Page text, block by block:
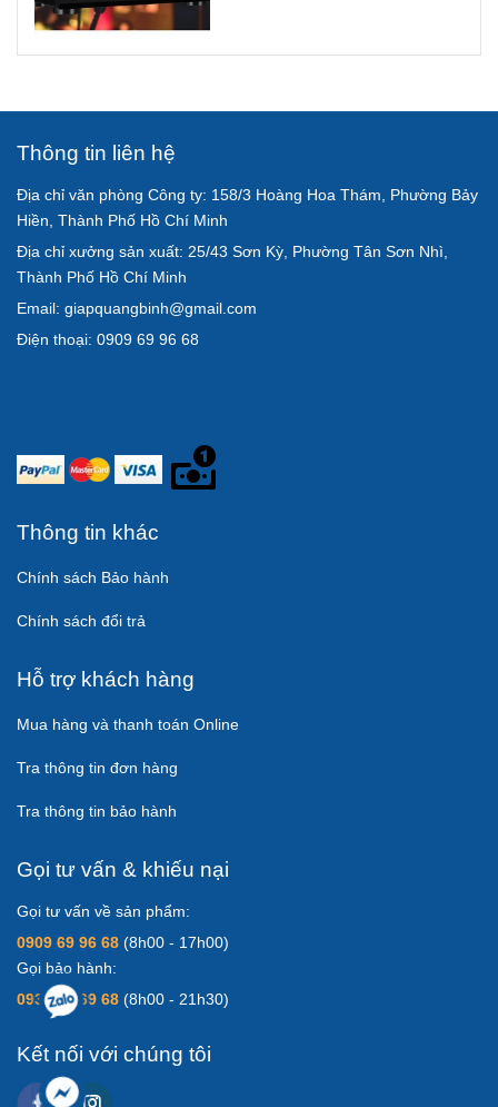
Thông tin liên hệ
Địa chỉ văn phòng Công ty: 158/3 Hoàng Hoa Thám, Phường Bảy
Hiền, Thành Phố Hồ Chí Minh
Địa chỉ xưởng sản xuất: 25/43 Sơn Kỳ, Phường Tân Sơn Nhì,
Thành Phố Hồ Chí Minh
Email: giapquangbinh@gmail.com
Điện thoại: 0909 69 96 68
Thông tin khác
Chính sách Bảo hành
Chính sách đổi trả
Hỗ trợ khách hàng
Mua hàng và thanh toán Online
Tra thông tin đơn hàng
Tra thông tin bảo hành
Gọi tư vấn & khiếu nại
Gọi tư vấn về sản phẩm:
0909 69 96 68 (8h00 - 17h00)
Gọi bảo hành:
0931 83 69 68 (8h00 - 21h30)
Kết nối với chúng tôi